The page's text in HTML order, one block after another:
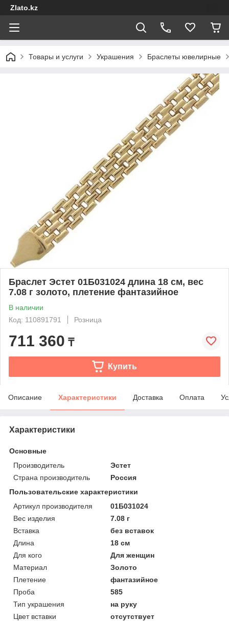
Zlato.kz
Товары и услуги Украшения Браслеты ювелирные
Браслет Эстет 01Б031024 длина 18 см, вес
7.08 г золото, плетение фантазийное
В наличии
Код: 110891791
Розница
711 360 ₸
Купить
Описание Характеристики Доставка Оплата
Характеристики
Основные
Производитель
Эстет
Страна производитель
Россия
Пользовательские характеристики
Артикул производителя
01Б031024
Вес изделия
7.08 г
Вставка
без вставок
Длина
18 см
Для кого
Для женщин
Материал
Золото
Плетение
фантазийное
Проба
585
Тип украшения
на руку
Цвет вставки
отсутствует